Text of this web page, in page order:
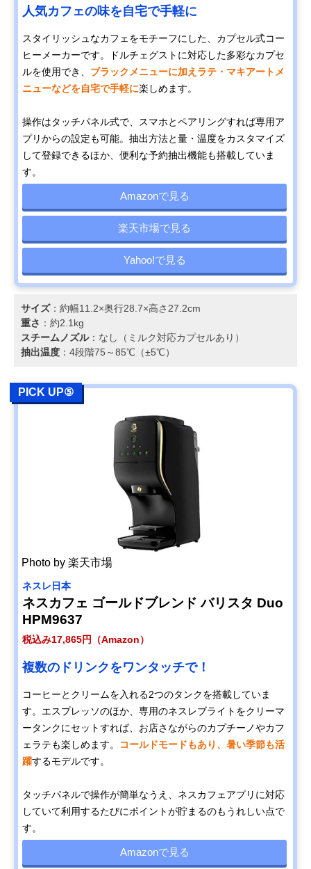
人気カフェの味を自宅で手軽に
スタイリッシュなカフェをモチーフにした、カプセル式コー
ヒーメーカーです。ドルチェグストに対応した多彩なカプセ
ルを使用でき、 ブラックメニューに加えラテ・マキアートメ
ニューなどを自宅で手軽に楽しめます。
操作はタッチパネル式で、スマホとペアリングすれば専用ア
プリからの設定も可能。抽出方法と量・温度をカスタマイズ
して登録できるほか、便利な予約抽出機能も搭載していま
す。
Amazonで見る
楽天市場で見る
Yahoo!で見る
サイズ：約幅11.2×奥行28.7×高さ27.2cm
重さ ：約2.1kg
スチームノズル：なし（ミルク対応カプセルあり）
抽出温度 ：4段階75～85℃（±5℃）
PICK UP⑤
Photo by 楽天市場
ネスレ日本
ネスカフェ ゴールドブレンド バリスタ Duo
HPM9637
税込み17,865円（Amazon）
複数のドリンクをワンタッチで！
コーヒーとクリームを入れる2つのタンクを搭載していま
す。エスプレッソのほか、専用のネスレブライトをクリーマ
ータンクにセットすれば、お店さながらのカプチーノやカフ
ェラテも楽しめます。
コールドモードもあり、暑い季節も活
躍するモデルです。
タッチパネルで操作が簡単なうえ、ネスカフェアプリに対応
していて利用するたびにポイントが貯まるのもうれしい点で
す。
Amazonで見る